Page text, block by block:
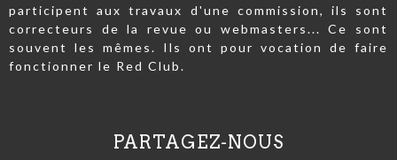
participent aux travaux d'une commission, ils sont
correcteurs de la revue ou webmasters... Ce sont
souvent les mêmes. Ils ont pour vocation de faire
fonctionner le Red Club.
PARTAGEZ-NOUS